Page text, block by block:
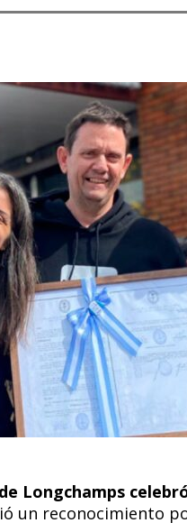
Longchamps
un reconocimiento